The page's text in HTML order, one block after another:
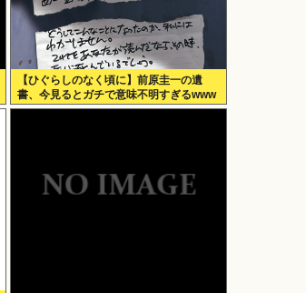
【ひぐらしのなく頃に】前原圭一の遺
書、今見るとガチで意味不明すぎるwww